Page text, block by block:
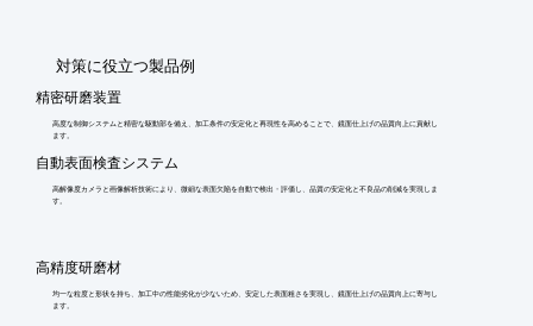
​対策に役立つ製品例
精密研磨装置
高度な制御システムと精密な駆動部を備え、加工条件の安定化と再現性を高めることで、鏡面仕上げの品質向上に貢献し
ます。
自動表面検査システム
高解像度カメラと画像解析技術により、微細な表面欠陥を自動で検出・評価し、品質の安定化と不良品の削減を実現しま
す。
高精度研磨材
均一な粒度と形状を持ち、加工中の性能劣化が少ないため、安定した表面粗さを実現し、鏡面仕上げの品質向上に寄与し
ます。